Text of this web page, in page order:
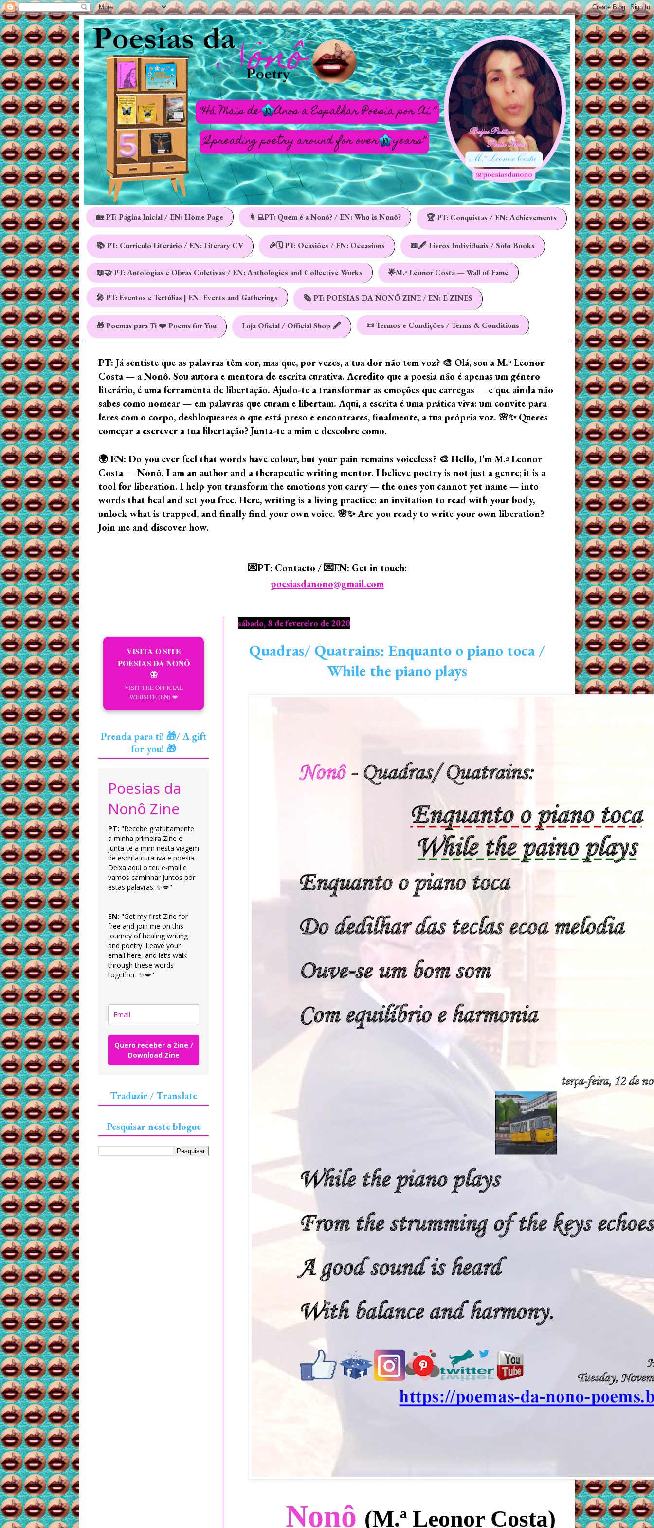
🏡 PT: Página Inicial / EN: Home Page 👩‍💻PT: Quem é a Nonô? / EN: Who is Nonô? 🏆 PT: Conquistas / EN: Achievements
📚 PT: Currículo Literário / EN: Literary CV 🎉🗓️ PT: Ocasiões / EN: Occasions 📖🖋️ Livros Individuais / Solo Books
📖🤝 PT: Antologias e Obras Coletivas / EN: Anthologies and Collective Works 🌟M.ª Leonor Costa — Wall of Fame
🎤 PT: Eventos e Tertúlias | EN: Events and Gatherings 🗞️ PT: POESIAS DA NONÔ ZINE / EN: E-ZINES
🎁 Poemas para Ti ❤️ Poems for You Loja Oficial / Official Shop 🖋️ 📜 Termos e Condições / Terms & Conditions
PT: Já sentiste que as palavras têm cor, mas que, por vezes, a tua dor não tem voz? 🎨 Olá, sou a M.ª Leonor
Costa — a Nonô. Sou autora e mentora de escrita curativa. Acredito que a poesia não é apenas um género
literário, é uma ferramenta de libertação. Ajudo-te a transformar as emoções que carregas — e que ainda não
sabes como nomear — em palavras que curam e libertam. Aqui, a escrita é uma prática viva: um convite para
leres com o corpo, desbloqueares o que está preso e encontrares, finalmente, a tua própria voz. 🌸✨ Queres
começar a escrever a tua libertação? Junta-te a mim e descobre como.
🌍 EN: Do you ever feel that words have colour, but your pain remains voiceless? 🎨 Hello, I’m M.ª Leonor
Costa — Nonô. I am an author and a therapeutic writing mentor. I believe poetry is not just a genre; it is a
tool for liberation. I help you transform the emotions you carry — the ones you cannot yet name — into
words that heal and set you free. Here, writing is a living practice: an invitation to read with your body,
unlock what is trapped, and finally find your own voice. 🌸✨ Are you ready to write your own liberation?
Join me and discover how.
💌PT: Contacto / 💌EN: Get in touch:
poesiasdanono@gmail.com
sábado, 8 de fevereiro de 2020
Quadras/ Quatrains: Enquanto o piano toca /
While the piano plays
Nonô (M.ª Leonor Costa)
VISITA O SITE
POESIAS DA NONÔ
🦋
VISIT THE OFFICIAL
WEBSITE (EN) 💋
Prenda para ti! 🎁/ A gift
for you! 🎁
Poesias da
Nonô Zine
PT: "Recebe gratuitamente
a minha primeira Zine e
junta-te a mim nesta viagem
de escrita curativa e poesia.
Deixa aqui o teu e-mail e
vamos caminhar juntos por
estas palavras. ✨💋"
EN: "Get my first Zine for
free and join me on this
journey of healing writing
and poetry. Leave your
email here, and let’s walk
through these words
together. ✨💋"
Quero receber a Zine /
Download Zine
Traduzir / Translate
Pesquisar neste blogue